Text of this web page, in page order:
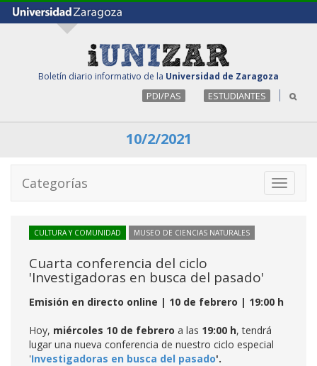
Boletín diario informativo de la Universidad de Zaragoza
PDI/PAS ESTUDIANTES
10/2/2021
Toggle
Categorías
CULTURA Y COMUNIDAD MUSEO DE CIENCIAS NATURALES
Cuarta conferencia del ciclo
'Investigadoras en busca del pasado'
Emisión en directo online | 10 de febrero | 19:00 h
Hoy, miércoles 10 de febrero a las 19:00 h, tendrá
lugar una nueva conferencia de nuestro ciclo especial
'Investigadoras en busca del pasado'.